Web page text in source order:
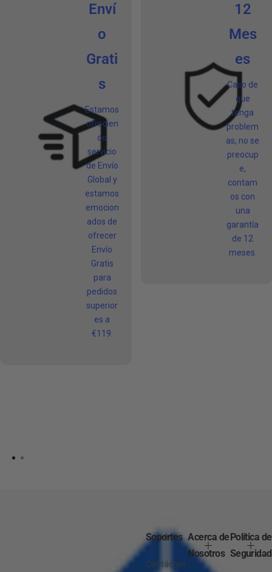
Enví
o
Grati
s
Estamos
ofrecien
do
servicio
de Envío
Global y
estamos
emocion
ados de
ofrecer
Envío
Gratis
para
pedidos
superior
es a
€119.
12
Mes
es
Caso de
que
tenga
problem
as, no se
preocup
e,
contam
os con
una
garantía
de 12
meses.
Soportes
Contácten
Acerca de
Nosotros
Política de
Seguridad